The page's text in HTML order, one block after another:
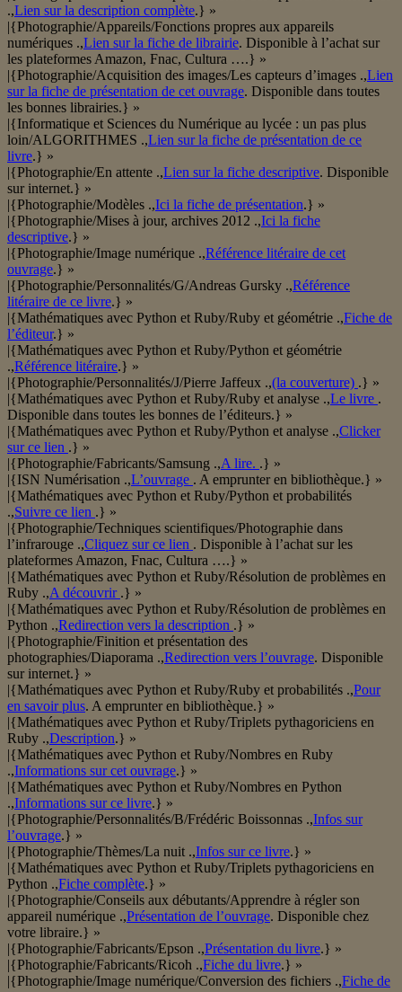
.,Lien sur la description complète.} »
|{Photographie/Appareils/Fonctions propres aux appareils
numériques .,Lien sur la fiche de librairie. Disponible à l’achat sur
les plateformes Amazon, Fnac, Cultura ….} »
|{Photographie/Acquisition des images/Les capteurs d’images .,Lien
sur la fiche de présentation de cet ouvrage. Disponible dans toutes
les bonnes librairies.} »
|{Informatique et Sciences du Numérique au lycée : un pas plus
loin/ALGORITHMES .,Lien sur la fiche de présentation de ce
livre.} »
|{Photographie/En attente .,Lien sur la fiche descriptive. Disponible
sur internet.} »
|{Photographie/Modèles .,Ici la fiche de présentation.} »
|{Photographie/Mises à jour, archives 2012 .,Ici la fiche
descriptive.} »
|{Photographie/Image numérique .,Référence litéraire de cet
ouvrage.} »
|{Photographie/Personnalités/G/Andreas Gursky .,Référence
litéraire de ce livre.} »
|{Mathématiques avec Python et Ruby/Ruby et géométrie .,Fiche de
l’éditeur.} »
|{Mathématiques avec Python et Ruby/Python et géométrie
.,Référence litéraire.} »
|{Photographie/Personnalités/J/Pierre Jaffeux .,(la couverture) .} »
|{Mathématiques avec Python et Ruby/Ruby et analyse .,Le livre .
Disponible dans toutes les bonnes de l’éditeurs.} »
|{Mathématiques avec Python et Ruby/Python et analyse .,Clicker
sur ce lien .} »
|{Photographie/Fabricants/Samsung .,A lire. .} »
|{ISN Numérisation .,L’ouvrage . A emprunter en bibliothèque.} »
|{Mathématiques avec Python et Ruby/Python et probabilités
.,Suivre ce lien .} »
|{Photographie/Techniques scientifiques/Photographie dans
l’infrarouge .,Cliquez sur ce lien . Disponible à l’achat sur les
plateformes Amazon, Fnac, Cultura ….} »
|{Mathématiques avec Python et Ruby/Résolution de problèmes en
Ruby .,A découvrir .} »
|{Mathématiques avec Python et Ruby/Résolution de problèmes en
Python .,Redirection vers la description .} »
|{Photographie/Finition et présentation des
photographies/Diaporama .,Redirection vers l’ouvrage. Disponible
sur internet.} »
|{Mathématiques avec Python et Ruby/Ruby et probabilités .,Pour
en savoir plus. A emprunter en bibliothèque.} »
|{Mathématiques avec Python et Ruby/Triplets pythagoriciens en
Ruby .,Description.} »
|{Mathématiques avec Python et Ruby/Nombres en Ruby
.,Informations sur cet ouvrage.} »
|{Mathématiques avec Python et Ruby/Nombres en Python
.,Informations sur ce livre.} »
|{Photographie/Personnalités/B/Frédéric Boissonnas .,Infos sur
l’ouvrage.} »
|{Photographie/Thèmes/La nuit .,Infos sur ce livre.} »
|{Mathématiques avec Python et Ruby/Triplets pythagoriciens en
Python .,Fiche complète.} »
|{Photographie/Conseils aux débutants/Apprendre à régler son
appareil numérique .,Présentation de l’ouvrage. Disponible chez
votre libraire.} »
|{Photographie/Fabricants/Epson .,Présentation du livre.} »
|{Photographie/Fabricants/Ricoh .,Fiche du livre.} »
|{Photographie/Image numérique/Conversion des fichiers .,Fiche de